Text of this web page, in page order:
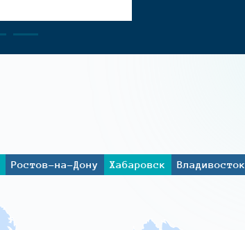
Ростов-на-Дону Хабаровск Владивосток